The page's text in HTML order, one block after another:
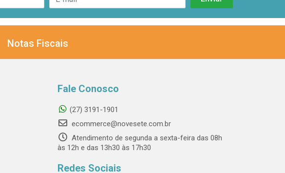
Notas Fiscais
Fale Conosco
(27) 3191-1901
ecommerce@novesete.com.br
Atendimento de segunda a sexta-feira das 08h
às 12h e das 13h30 às 17h30
Redes Sociais